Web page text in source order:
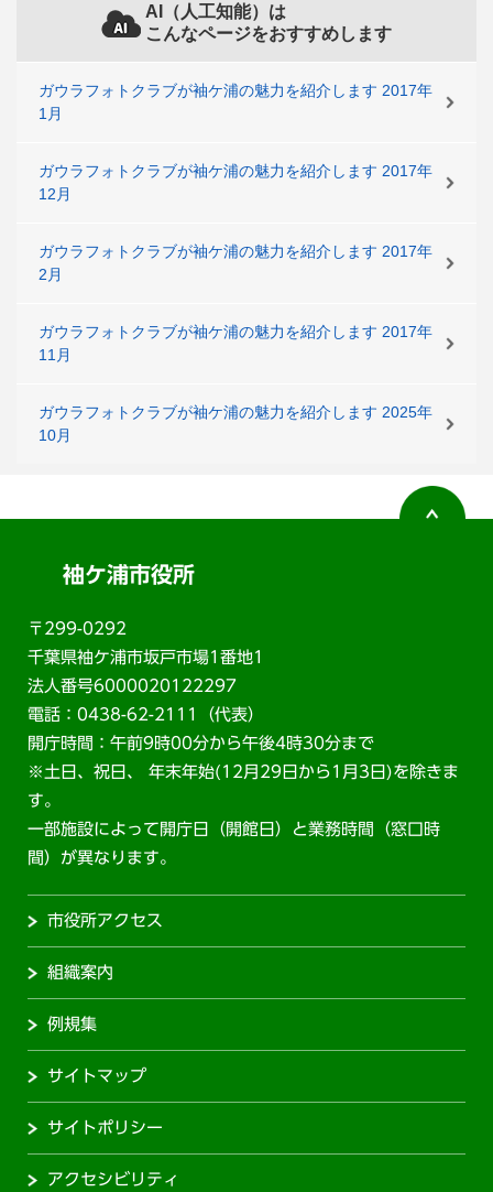
AI（人工知能）は
こんなページをおすすめします
ガウラフォトクラブが袖ケ浦の魅力を紹介します 2017年
1月
ガウラフォトクラブが袖ケ浦の魅力を紹介します 2017年
12月
ガウラフォトクラブが袖ケ浦の魅力を紹介します 2017年
2月
ガウラフォトクラブが袖ケ浦の魅力を紹介します 2017年
11月
ガウラフォトクラブが袖ケ浦の魅力を紹介します 2025年
10月
袖ケ浦市役所
〒299-0292
千葉県袖ケ浦市坂戸市場1番地1
法人番号6000020122297
電話：0438-62-2111（代表）
開庁時間：午前9時00分から午後4時30分まで
※土日、祝日、 年末年始(12月29日から1月3日)を除きま
す。
一部施設によって開庁日（開館日）と業務時間（窓口時
間）が異なります。
市役所アクセス
組織案内
例規集
サイトマップ
サイトポリシー
アクセシビリティ